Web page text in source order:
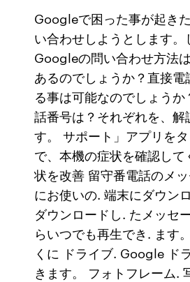
Googleで困った事が起き
い合わせしようとします。
Googleの問い合わせ方法
あるのでしょうか？直接
る事は可能なのでしょう
話番号は？それぞれを、解
す。 サポート」アプリを
で、本機の症状を確認して
状を改善 留守番電話のメ
にお使いの. 端末にダウン
ダウンロードし. たメッセ
らいつでも再生でき. ます
くに ドライブ. Google ド
きます。 フォトフレーム.